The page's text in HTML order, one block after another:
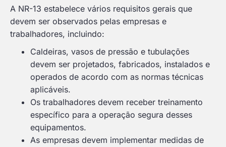
A NR-13 estabelece vários requisitos gerais que
devem ser observados pelas empresas e
trabalhadores, incluindo:
Caldeiras, vasos de pressão e tubulações
devem ser projetados, fabricados, instalados e
operados de acordo com as normas técnicas
aplicáveis.
Os trabalhadores devem receber treinamento
específico para a operação segura desses
equipamentos.
As empresas devem implementar medidas de